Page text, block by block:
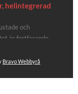
helintegrerad
och
är fortfarande
Bravo Webbyrå